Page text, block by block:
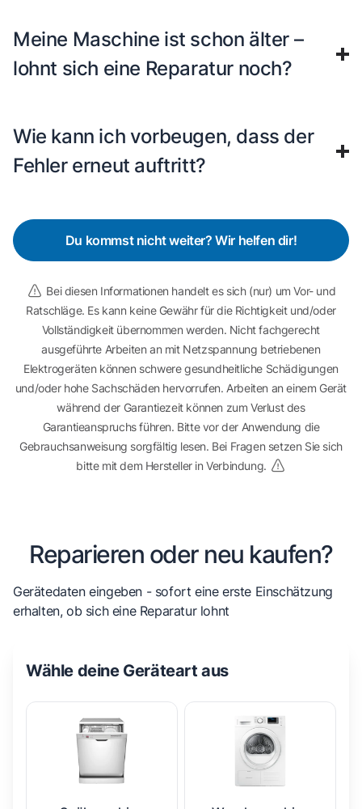
Meine Maschine ist schon älter –
lohnt sich eine Reparatur noch?
Wie kann ich vorbeugen, dass der
Fehler erneut auftritt?
Du kommst nicht weiter? Wir helfen dir!
Bei diesen Informationen handelt es sich (nur) um Vor- und
Ratschläge. Es kann keine Gewähr für die Richtigkeit und/oder
Vollständigkeit übernommen werden. Nicht fachgerecht
ausgeführte Arbeiten an mit Netzspannung betriebenen
Elektrogeräten können schwere gesundheitliche Schädigungen
und/oder hohe Sachschäden hervorrufen. Arbeiten an einem Gerät
während der Garantiezeit können zum Verlust des
Garantieanspruchs führen. Bitte vor der Anwendung die
Gebrauchsanweisung sorgfältig lesen. Bei Fragen setzen Sie sich
bitte mit dem Hersteller in Verbindung.
Reparieren oder neu kaufen?
Gerätedaten eingeben - sofort eine erste Einschätzung
erhalten, ob sich eine Reparatur lohnt
Wähle deine Geräteart aus